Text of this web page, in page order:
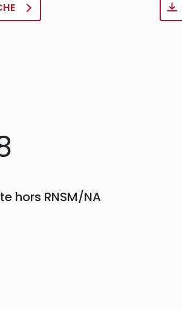
hors RNSM/NA